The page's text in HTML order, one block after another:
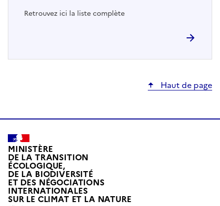
Retrouvez ici la liste complète
Haut de page
MINISTÈRE
DE LA TRANSITION
ÉCOLOGIQUE,
DE LA BIODIVERSITÉ
ET DES NÉGOCIATIONS
INTERNATIONALES
SUR LE CLIMAT ET LA NATUREL